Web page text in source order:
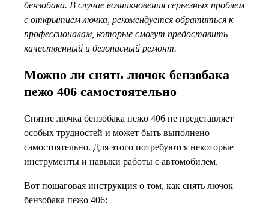
бензобака. В случае возникновения серьезных проблем
с открытием лючка, рекомендуется обратиться к
профессионалам, которые смогут предоставить
качественный и безопасный ремонт.
Можно ли снять лючок бензобака
пежо 406 самостоятельно
Снятие лючка бензобака пежо 406 не представляет
особых трудностей и может быть выполнено
самостоятельно. Для этого потребуются некоторые
инструменты и навыки работы с автомобилем.
Вот пошаговая инструкция о том, как снять лючок
бензобака пежо 406: